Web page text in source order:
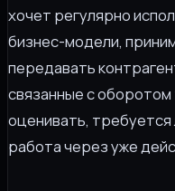
хочет регулярно
бизнес-модели,
передавать
связанные с
оценивать,
работа через уже